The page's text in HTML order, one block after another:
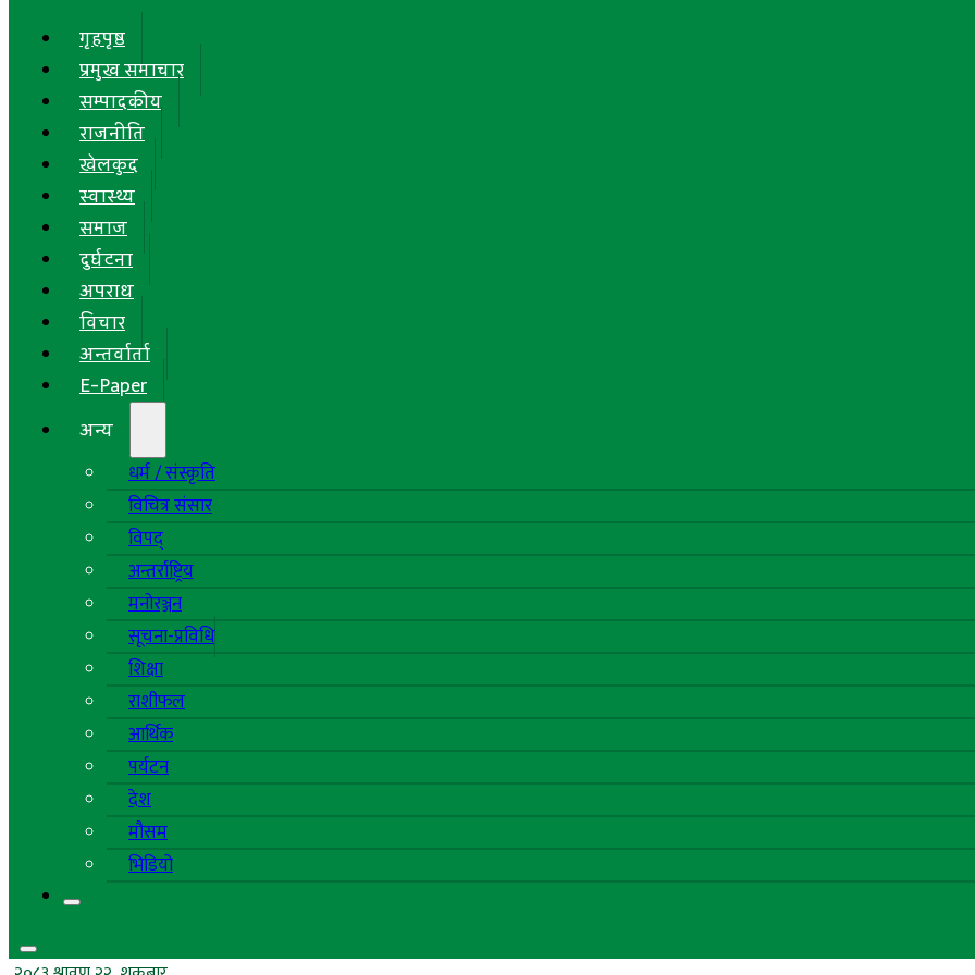
गृहपृष्ठ
प्रमुख समाचार
सम्पादकीय
राजनीति
खेलकुद
स्वास्थ्य
समाज
दुर्घटना
अपराध
विचार
अन्तर्वार्ता
E-Paper
अन्य
धर्म / संस्कृति
विचित्र संसार
विपद्
अन्तर्राष्ट्रिय
मनोरञ्जन
सूचना-प्रविधि
शिक्षा
राशीफल
आर्थिक
पर्यटन
देश
मौसम
भिडियो